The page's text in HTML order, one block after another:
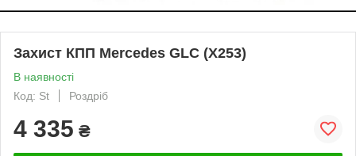
Захист КПП Mercedes GLС (Х253)
В наявності
Код: St
Роздріб
4 335 ₴